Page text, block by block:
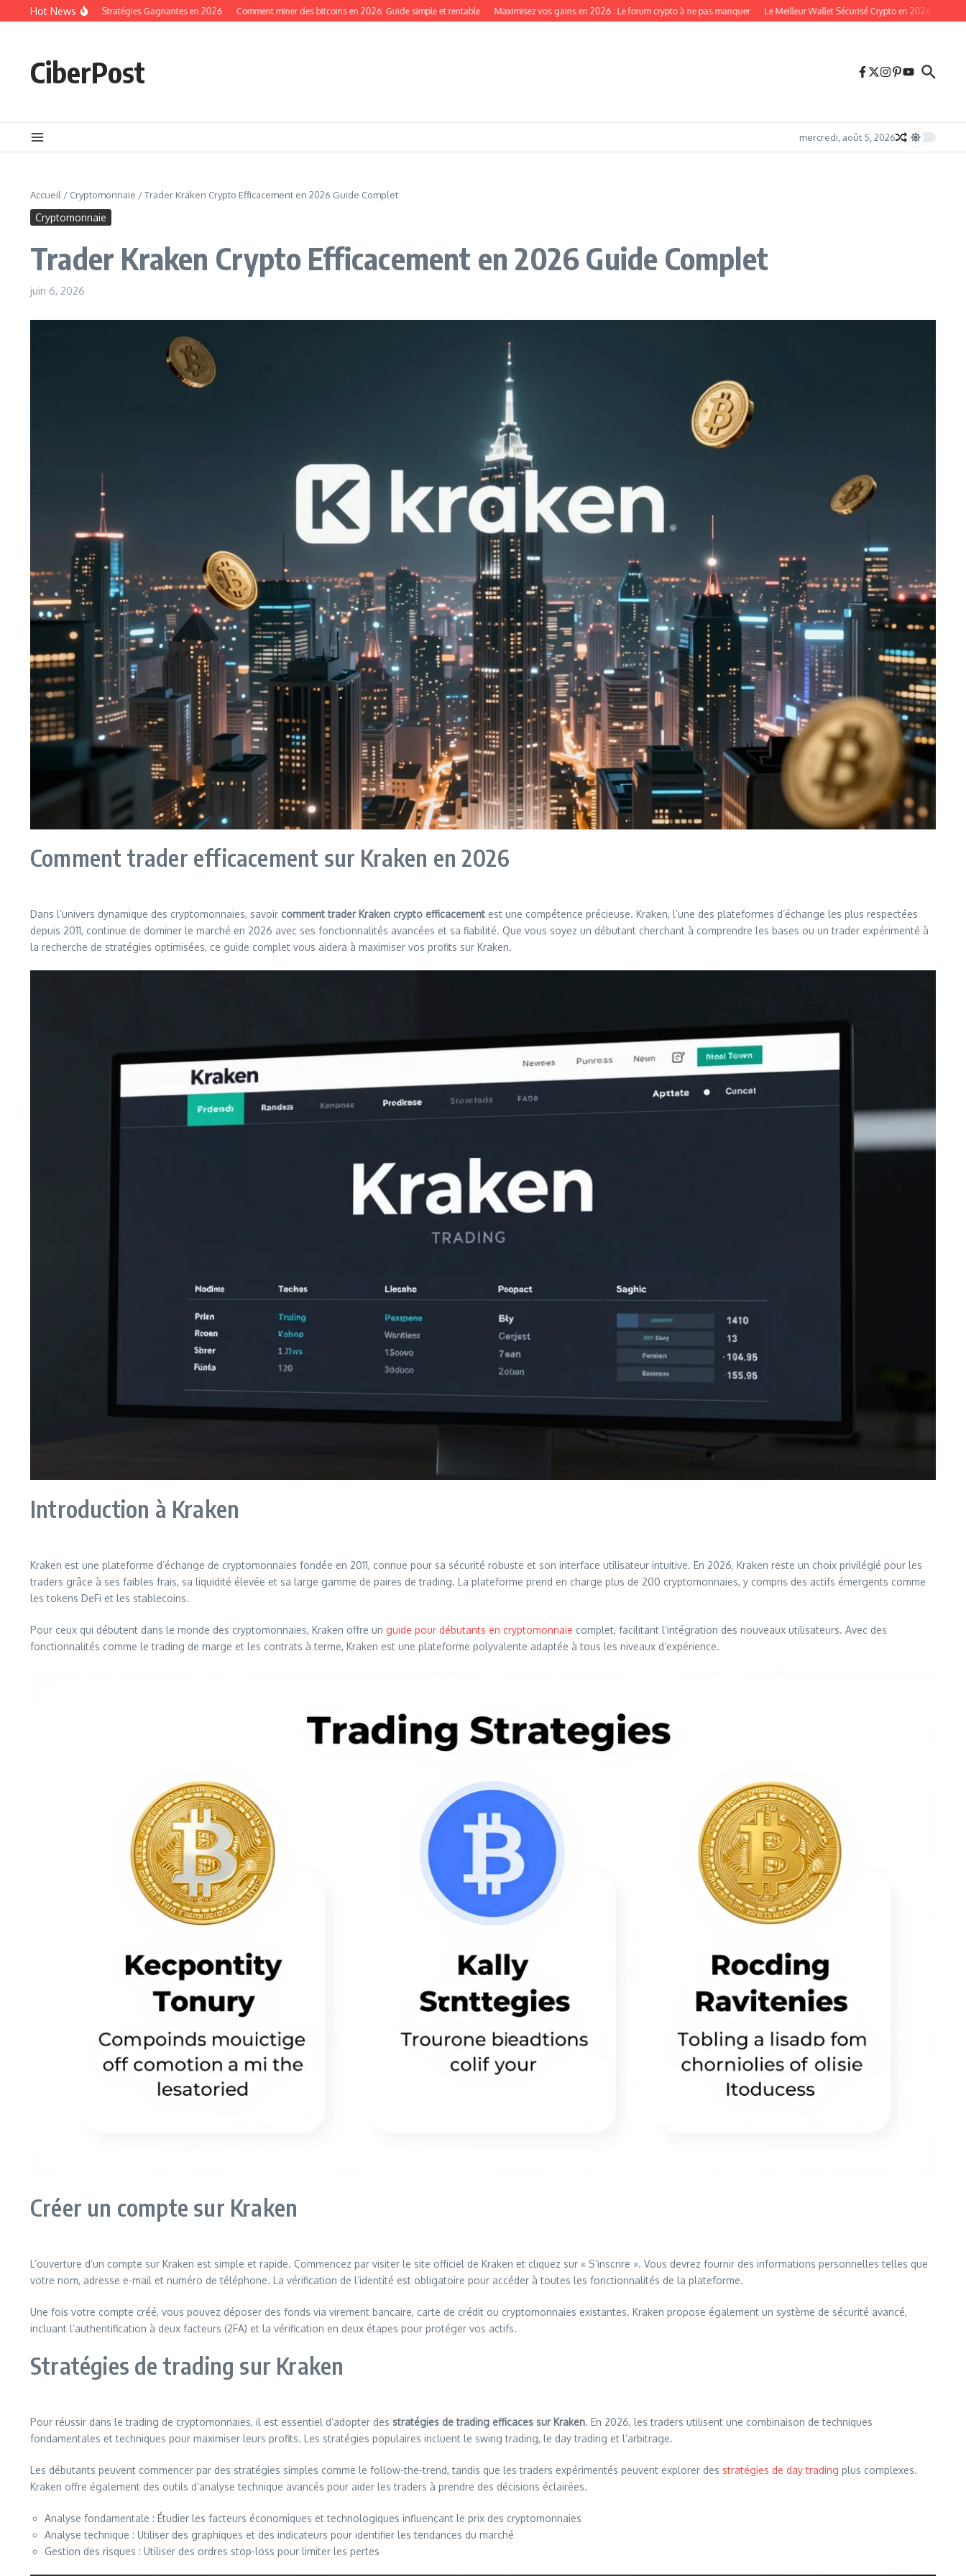
Aller au contenu
Hot News
Long Terme : Stratégies Gagnantes en 2026 Comment miner des bitcoins en 2026: Guide simple et rentable Maximisez vos gains en 2026 : Le forum crypto à ne pas manquer Le Meilleur Wallet Sécurisé Crypto en 2026 : Guide Complet
CiberPost
mercredi, août 5, 2026
Accueil / Cryptomonnaie /Trader Kraken Crypto Efficacement en 2026 Guide Complet
Cryptomonnaie
Trader Kraken Crypto Efficacement en 2026 Guide Complet
juin 6, 2026
Comment trader efficacement sur Kraken en 2026
Dans l’univers dynamique des cryptomonnaies, savoir comment trader Kraken crypto efficacement est une compétence précieuse. Kraken, l’une des plateformes d’échange les plus respectées
depuis 2011, continue de dominer le marché en 2026 avec ses fonctionnalités avancées et sa fiabilité. Que vous soyez un débutant cherchant à comprendre les bases ou un trader expérimenté à
la recherche de stratégies optimisées, ce guide complet vous aidera à maximiser vos profits sur Kraken.
Introduction à Kraken
Kraken est une plateforme d’échange de cryptomonnaies fondée en 2011, connue pour sa sécurité robuste et son interface utilisateur intuitive. En 2026, Kraken reste un choix privilégié pour les
traders grâce à ses faibles frais, sa liquidité élevée et sa large gamme de paires de trading. La plateforme prend en charge plus de 200 cryptomonnaies, y compris des actifs émergents comme
les tokens DeFi et les stablecoins.
Pour ceux qui débutent dans le monde des cryptomonnaies, Kraken offre un guide pour débutants en cryptomonnaie complet, facilitant l’intégration des nouveaux utilisateurs. Avec des
fonctionnalités comme le trading de marge et les contrats à terme, Kraken est une plateforme polyvalente adaptée à tous les niveaux d’expérience.
Créer un compte sur Kraken
L’ouverture d’un compte sur Kraken est simple et rapide. Commencez par visiter le site officiel de Kraken et cliquez sur « S’inscrire ». Vous devrez fournir des informations personnelles telles que
votre nom, adresse e-mail et numéro de téléphone. La vérification de l’identité est obligatoire pour accéder à toutes les fonctionnalités de la plateforme.
Une fois votre compte créé, vous pouvez déposer des fonds via virement bancaire, carte de crédit ou cryptomonnaies existantes. Kraken propose également un système de sécurité avancé,
incluant l’authentification à deux facteurs (2FA) et la vérification en deux étapes pour protéger vos actifs.
Stratégies de trading sur Kraken
Pour réussir dans le trading de cryptomonnaies, il est essentiel d’adopter des stratégies de trading efficaces sur Kraken. En 2026, les traders utilisent une combinaison de techniques
fondamentales et techniques pour maximiser leurs profits. Les stratégies populaires incluent le swing trading, le day trading et l’arbitrage.
Les débutants peuvent commencer par des stratégies simples comme le follow-the-trend, tandis que les traders expérimentés peuvent explorer des stratégies de day trading plus complexes.
Kraken offre également des outils d’analyse technique avancés pour aider les traders à prendre des décisions éclairées.
Analyse fondamentale : Étudier les facteurs économiques et technologiques influençant le prix des cryptomonnaies
Analyse technique : Utiliser des graphiques et des indicateurs pour identifier les tendances du marché
Gestion des risques : Utiliser des ordres stop-loss pour limiter les pertes